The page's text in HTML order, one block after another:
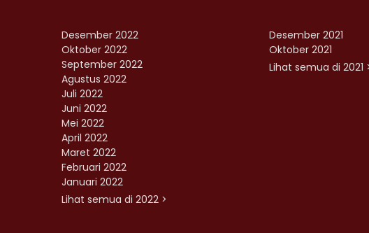
Desember 2022
Oktober 2022
September 2022
Agustus 2022
Juli 2022
Juni 2022
Mei 2022
April 2022
Maret 2022
Februari 2022
Januari 2022
Lihat semua di 2022 >
Desember 2021
Oktober 2021
Lihat semua di 2021